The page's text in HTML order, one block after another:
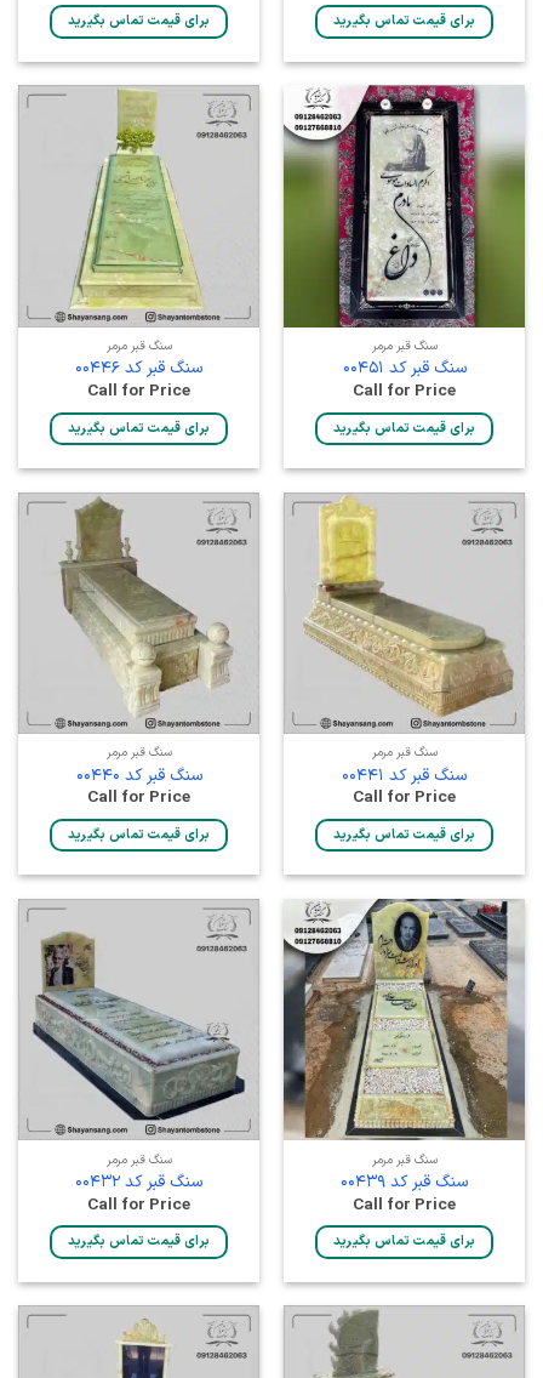
برای قیمت تماس بگیرید برای قیمت تماس بگیرید
سنگ قبر مرمر
سنگ قبر کد 00451
Call for Price
برای قیمت تماس بگیرید
سنگ قبر مرمر
سنگ قبر کد 00446
Call for Price
برای قیمت تماس بگیرید
سنگ قبر مرمر
سنگ قبر کد 00441
Call for Price
برای قیمت تماس بگیرید
سنگ قبر مرمر
سنگ قبر کد 00440
Call for Price
برای قیمت تماس بگیرید
سنگ قبر مرمر
سنگ قبر کد 00439
Call for Price
برای قیمت تماس بگیرید
سنگ قبر مرمر
سنگ قبر کد 00432
Call for Price
برای قیمت تماس بگیرید